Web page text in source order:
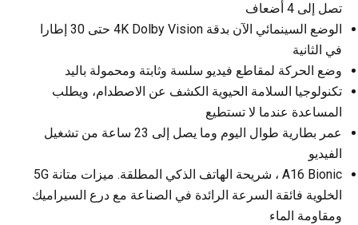
تصل إلى 4 أضعاف
الوضع السينمائي الآن بدقة 4K Dolby Vision حتى 30 إطارا
في الثانية
وضع الحركة لمقاطع فيديو سلسة وثابتة ومحمولة باليد
تكنولوجيا السلامة الحيوية الكشف عن الاصطدام، ويطلب
المساعدة عندما لا تستطيع
عمر بطارية طوال اليوم وما يصل إلى 23 ساعة من تشغيل
الفيديو
A16 Bionic ، شريحة الهاتف الذكي المطلقة. ميزات متانة 5G
الخلوية فائقة السرعة الرائدة في الصناعة مع درع السيراميك
ومقاومة الماء